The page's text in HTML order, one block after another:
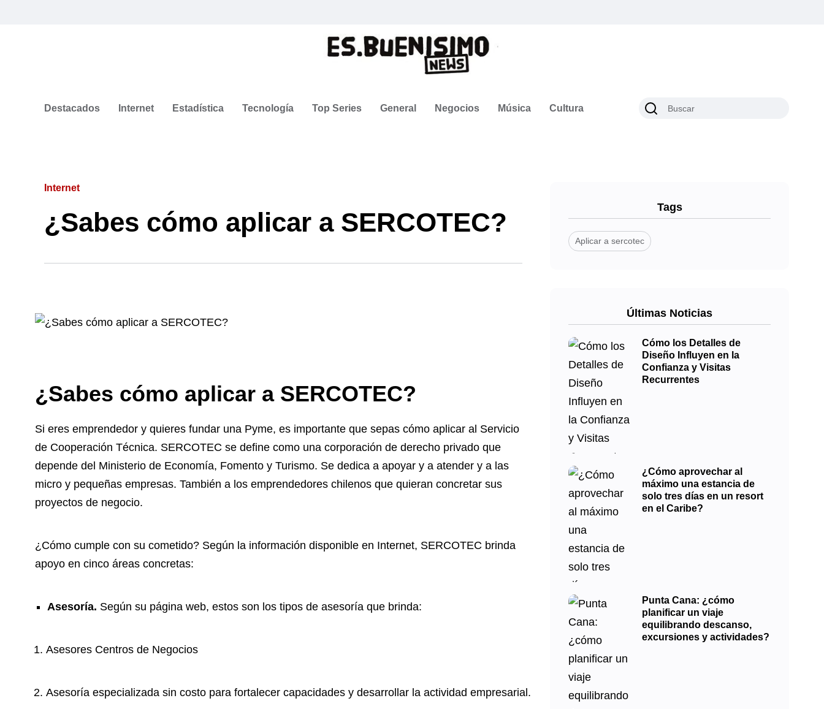
Destacados Internet Estadística Tecnología Top Series General Negocios Música Cultura
Internet
¿Sabes cómo aplicar a SERCOTEC?
¿Sabes cómo aplicar a SERCOTEC?
Si eres emprendedor y quieres fundar una Pyme, es importante que sepas cómo aplicar al Servicio
de Cooperación Técnica. SERCOTEC se define como una corporación de derecho privado que
depende del Ministerio de Economía, Fomento y Turismo. Se dedica a apoyar y a atender y a las
micro y pequeñas empresas. También a los emprendedores chilenos que quieran concretar sus
proyectos de negocio.
¿Cómo cumple con su cometido? Según la información disponible en Internet, SERCOTEC brinda
apoyo en cinco áreas concretas:
Asesoría. Según su página web, estos son los tipos de asesoría que brinda:
Asesores Centros de Negocios
Asesoría especializada sin costo para fortalecer capacidades y desarrollar la actividad empresarial.
Tags
Aplicar a sercotec
Últimas Noticias
Cómo los Detalles de
Diseño Influyen en la
Confianza y Visitas
Recurrentes
¿Cómo aprovechar al
máximo una estancia de
solo tres días en un resort
en el Caribe?
Punta Cana: ¿cómo
planificar un viaje
equilibrando descanso,
excursiones y actividades?